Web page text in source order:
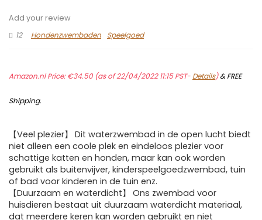
Add your review
12
Hondenzwembaden Speelgoed
Amazon.nl Price:€34.50(as of 22/04/2022 11:15 PST- Details)&FREE
Shipping.
【Veel plezier】 Dit waterzwembad in de open lucht biedt
niet alleen een coole plek en eindeloos plezier voor
schattige katten en honden, maar kan ook worden
gebruikt als buitenvijver, kinderspeelgoedzwembad, tuin
of bad voor kinderen in de tuin enz.
【Duurzaam en waterdicht】 Ons zwembad voor
huisdieren bestaat uit duurzaam waterdicht materiaal,
dat meerdere keren kan worden gebruikt en niet